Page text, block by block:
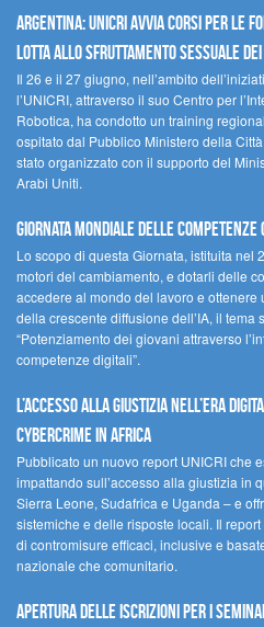
Argentina: UNICRI avvia corsi per le
lotta allo sfruttamento sessuale dei
Il 26 e il 27 giugno, nell’ambito
l’UNICRI, attraverso il suo Centro per
Robotica, ha condotto un training
ospitato dal Pubblico Ministero della
stato organizzato con il supporto del
Arabi Uniti.
Giornata Mondiale delle
Lo scopo di questa Giornata, istituita nel
motori del cambiamento, e dotarli delle
accedere al mondo del lavoro e ottenere
della crescente diffusione dell’IA, il tema
“Potenziamento dei giovani attraverso
competenze digitali”.
L’accesso alla giustizia nell’era
cybercrime in Africa
Pubblicato un nuovo report UNICRI che
impattando sull’accesso alla giustizia in
Sierra Leone, Sudafrica e Uganda – e
sistemiche e delle risposte locali. Il
di contromisure efficaci, inclusive e
nazionale che comunitario.
Apertura delle iscrizioni per i